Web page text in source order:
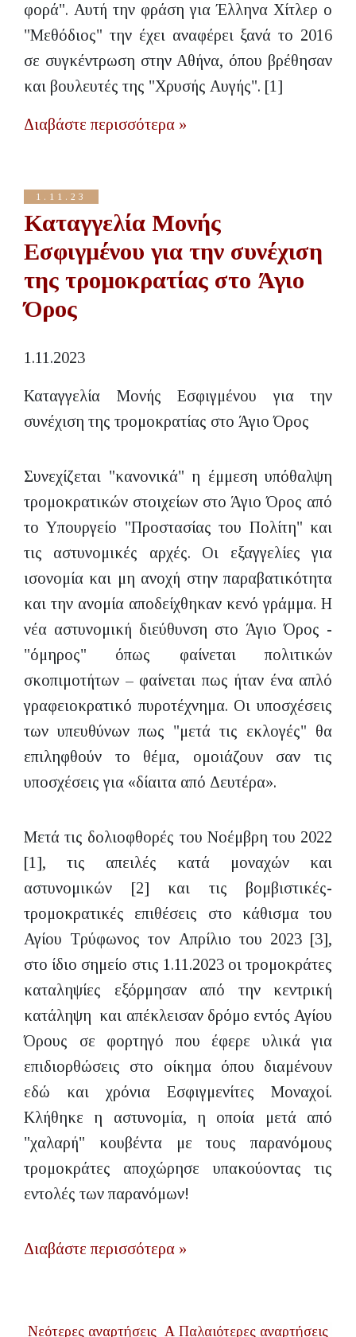
φορά". Αυτή την φράση για Έλληνα Χίτλερ ο
"Μεθόδιος" την έχει αναφέρει ξανά το 2016
σε συγκέντρωση στην Αθήνα, όπου βρέθησαν
και βουλευτές της "Χρυσής Αυγής". [1]
Διαβάστε περισσότερα »
1.11.23
Καταγγελία Μονής
Εσφιγμένου για την συνέχιση
της τρομοκρατίας στο Άγιο
Όρος
1.11.2023
Καταγγελία Μονής Εσφιγμένου για την
συνέχιση της τρομοκρατίας στο Άγιο Όρος
Συνεχίζεται "κανονικά" η έμμεση υπόθαλψη
τρομοκρατικών στοιχείων στο Άγιο Όρος από
το Υπουργείο "Προστασίας του Πολίτη" και
τις αστυνομικές αρχές. Οι εξαγγελίες για
ισονομία και μη ανοχή στην παραβατικότητα
και την ανομία αποδείχθηκαν κενό γράμμα. Η
νέα αστυνομική διεύθυνση στο Άγιο Όρος -
"όμηρος" όπως φαίνεται πολιτικών
σκοπιμοτήτων – φαίνεται πως ήταν ένα απλό
γραφειοκρατικό πυροτέχνημα. Οι υποσχέσεις
των υπευθύνων πως "μετά τις εκλογές" θα
επιληφθούν το θέμα, ομοιάζουν σαν τις
υποσχέσεις για «δίαιτα από Δευτέρα».
Μετά τις δολιοφθορές του Νοέμβρη του 2022
[1], τις απειλές κατά μοναχών και
αστυνομικών [2] και τις βομβιστικές-
τρομοκρατικές επιθέσεις στο κάθισμα του
Αγίου Τρύφωνος τον Απρίλιο του 2023 [3],
στο ίδιο σημείο στις 1.11.2023 οι τρομοκράτες
καταληψίες εξόρμησαν από την κεντρική
κατάληψη και απέκλεισαν δρόμο εντός Αγίου
Όρους σε φορτηγό που έφερε υλικά για
επιδιορθώσεις στο οίκημα όπου διαμένουν
εδώ και χρόνια Εσφιγμενίτες Μοναχοί.
Κλήθηκε η αστυνομία, η οποία μετά από
"χαλαρή" κουβέντα με τους παρανόμους
τρομοκράτες αποχώρησε υπακούοντας τις
εντολές των παρανόμων!
Διαβάστε περισσότερα »
Νεότερες αναρτήσεις Παλαιότερες αναρτήσεις
Α